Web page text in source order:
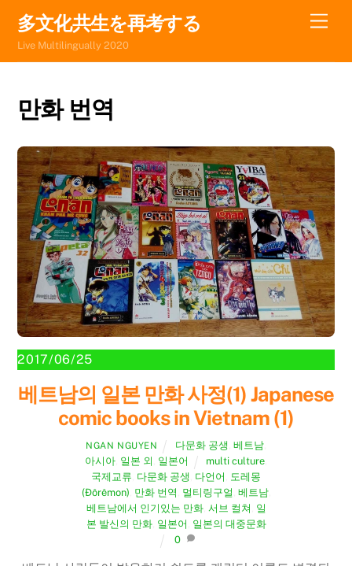
content
多文化共生を再考する
Live Multilingually 2020
만화 번역
2017/06/25
베트남의 일본 만화 사정(1) Japanese
comic books in Vietnam (1)
NGAN NGUYEN 다문화 공생 베트남,
아시아, 일본 외 일본어 multi culture
국제교류 다문화 공생 다언어 도레몽
(Đôrêmon) 만화 번역 멀티링구얼 베트남,
베트남에서 인기있는 만화, 서브 컬쳐 일
본 발신의 만화, 일본어 일본의 대중문화
0